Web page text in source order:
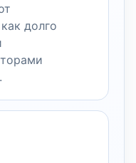
долго